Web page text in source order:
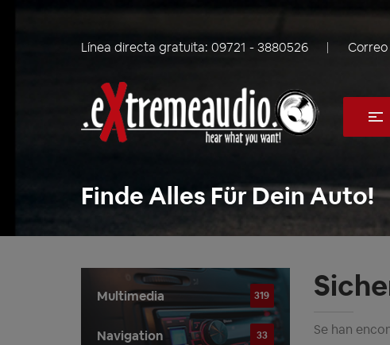
Línea directa gratuita: 09721 - 3880526
Finde Alles Für Dein Auto!
Multimedia 319
Navigation 33 Se han